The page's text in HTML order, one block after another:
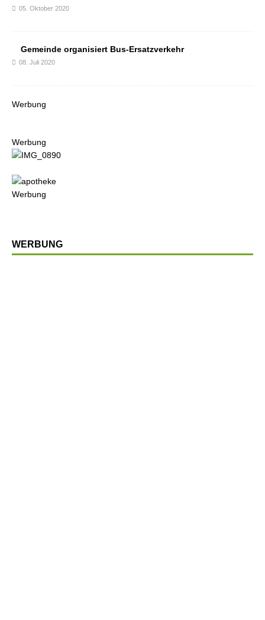
05. Oktober 2020
Gemeinde organisiert Bus-Ersatzverkehr
08. Juli 2020
Werbung
Werbung
Werbung
WERBUNG